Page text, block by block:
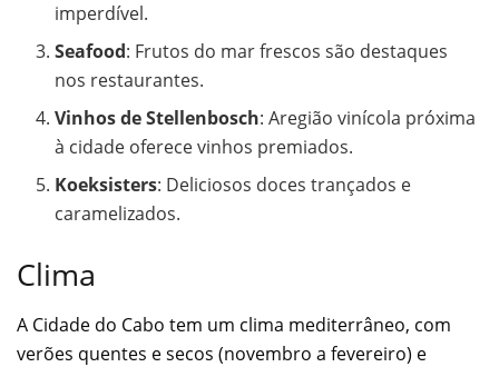
imperdível.
Seafood: Frutos do mar frescos são destaques
nos restaurantes.
Vinhos de Stellenbosch: Aregião vinícola próxima
à cidade oferece vinhos premiados.
Koeksisters: Deliciosos doces trançados e
caramelizados.
Clima
A Cidade do Cabo tem um clima mediterrâneo, com
verões quentes e secos (novembro a fevereiro) e